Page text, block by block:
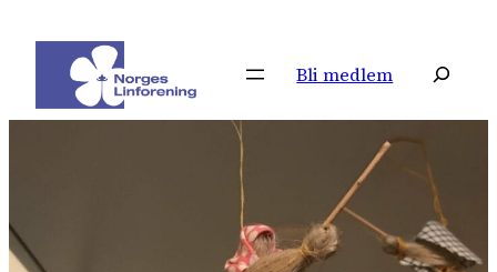
innhold
Bli medlem Søk